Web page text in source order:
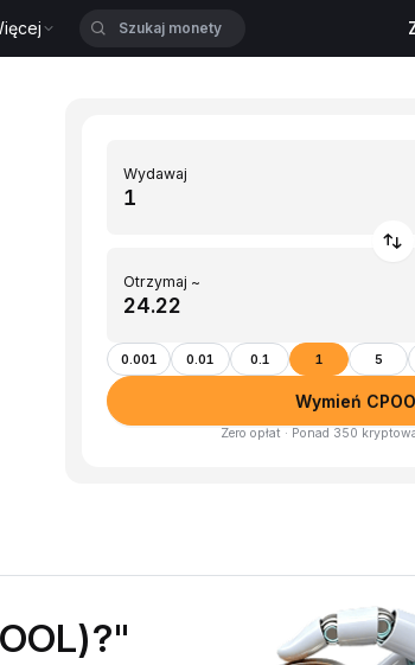
Wydawaj
Otrzymaj ~
0.001 0.01 0.1 1 5
Wymień
Zero opłat · Ponad 350